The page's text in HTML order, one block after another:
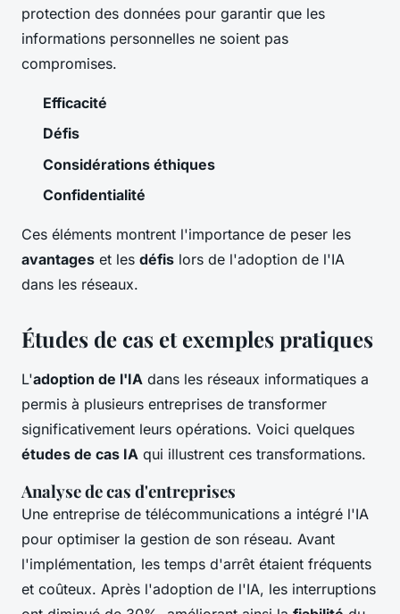
protection des données pour garantir que les
informations personnelles ne soient pas
compromises.
Efficacité
Défis
Considérations éthiques
Confidentialité
Ces éléments montrent l'importance de peser les
avantages et les défis lors de l'adoption de l'IA
dans les réseaux.
Études de cas et exemples pratiques
L'adoption de l'IA dans les réseaux informatiques a
permis à plusieurs entreprises de transformer
significativement leurs opérations. Voici quelques
études de cas IA qui illustrent ces transformations.
Analyse de cas d'entreprises
Une entreprise de télécommunications a intégré l'IA
pour optimiser la gestion de son réseau. Avant
l'implémentation, les temps d'arrêt étaient fréquents
et coûteux. Après l'adoption de l'IA, les interruptions